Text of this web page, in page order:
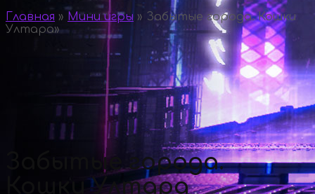
Главная » Мини игры » Забытые города. Кошки
Ултара»
Забытые города.
Кошки Ултара